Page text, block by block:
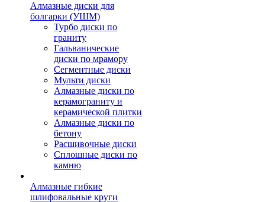
Алмазные диски для
болгарки (УШМ)
Турбо диски по
граниту
Гальванические
диски по мрамору
Сегментные диски
Мульти диски
Алмазные диски по
керамограниту и
керамической плитки
Алмазные диски по
бетону
Расшивочные диски
Сплошные диски по
камню
Алмазные гибкие
шлифовальные круги